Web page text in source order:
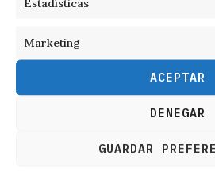
Marketing
ACEPTAR
DENEGAR
GUARDAR